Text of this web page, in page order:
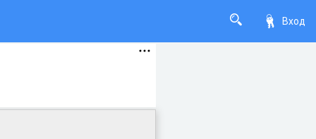
Вход